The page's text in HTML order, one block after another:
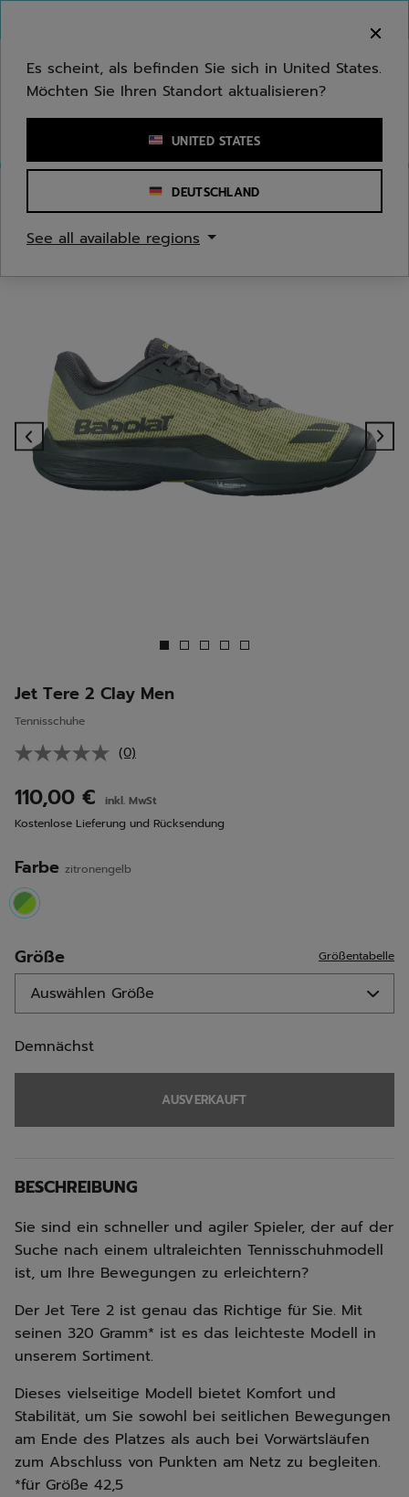
Stichwort oder Artikelnummer eingeben
Previous
Jet Tere 2 Clay Men
Tennisschuhe
Kein
auf
derselben
Seite.
(0)
110,00 €
inkl. MwSt
Kostenlose Lieferung und Rücksendung
Farbe zitronengelb
selected
Größe Größentabelle
Demnächst
AUSVERKAUFT
BESCHREIBUNG
Sie sind ein schneller und agiler Spieler, der auf der
Suche nach einem ultraleichten Tennisschuhmodell
ist, um Ihre Bewegungen zu erleichtern?
Der Jet Tere 2 ist genau das Richtige für Sie. Mit
seinen 320 Gramm* ist es das leichteste Modell in
unserem Sortiment.
Dieses vielseitige Modell bietet Komfort und
Stabilität, um Sie sowohl bei seitlichen Bewegungen
am Ende des Platzes als auch bei Vorwärtsläufen
zum Abschluss von Punkten am Netz zu begleiten.
*für Größe 42,5
Es scheint, als befinden Sie sich in United States.
Möchten Sie Ihren Standort aktualisieren?
UNITED STATES
DEUTSCHLAND
See all available regions